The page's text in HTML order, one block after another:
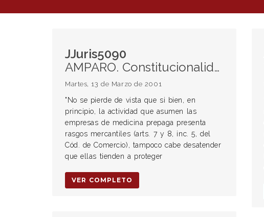
JJuris5090
AMPARO. Constitucionalidad de la ley 24754. EMPRESAS DE MEDICINA PREPAGA: Obligación de brindar cobertura respecto de los riesgos derivados de la drogadicción y del contagio del virus HIV (sida)
Martes, 13 de Marzo de 2001
"No se pierde de vista que si bien, en
principio, la actividad que asumen las
empresas de medicina prepaga presenta
rasgos mercantiles (arts. 7 y 8, inc. 5, del
Cód. de Comercio), tampoco cabe desatender
que ellas tienden a proteger
VER COMPLETO